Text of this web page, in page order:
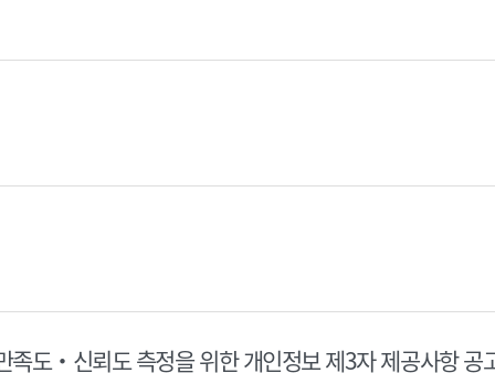
족도‧신뢰도 측정을 위한 개인정보 제3자 제공사항 공